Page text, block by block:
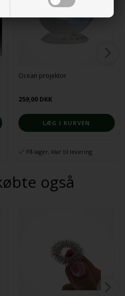
Ocean projektor
259,00 DKK
På lager, klar til levering
også